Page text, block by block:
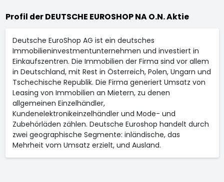
Profil der DEUTSCHE EUROSHOP NA O.N. Aktie
Deutsche EuroShop AG ist ein deutsches
Immobilieninvestmentunternehmen und investiert in
Einkaufszentren. Die Immobilien der Firma sind vor allem
in Deutschland, mit Rest in Österreich, Polen, Ungarn und
Tschechische Republik. Die Firma generiert Umsatz von
Leasing von Immobilien an Mietern, zu denen
allgemeinen Einzelhändler,
Kundenelektronikeinzelhändler und Mode- und
Zubehörläden zählen. Deutsche Euroshop handelt durch
zwei geographische Segmente: inländische, das
Mehrheit vom Umsatz erzielt, und Ausland.